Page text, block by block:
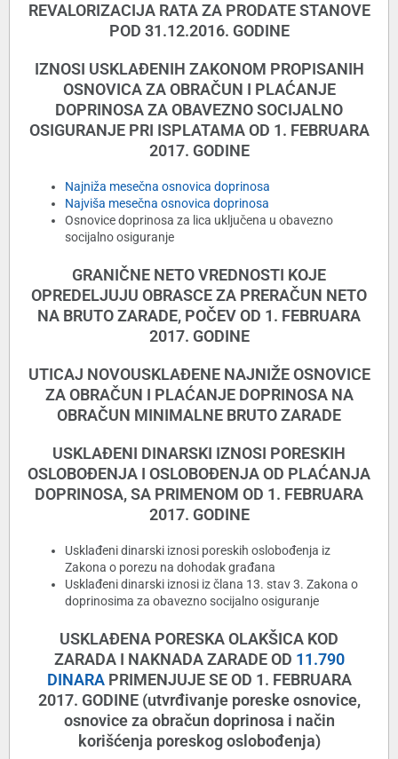
REVALORIZACIJA RATA ZA PRODATE STANOVE
POD 31.12.2016. GODINE
IZNOSI USKLAĐENIH ZAKONOM PROPISANIH
OSNOVICA ZA OBRAČUN I PLAĆANJE
DOPRINOSA ZA OBAVEZNO SOCIJALNO
OSIGURANJE PRI ISPLATAMA OD 1. FEBRUARA
2017. GODINE
Najniža mesečna osnovica doprinosa
Najviša mesečna osnovica doprinosa
Osnovice doprinosa za lica uključena u obavezno
socijalno osiguranje
GRANIČNE NETO VREDNOSTI KOJE
OPREDELJUJU OBRASCE ZA PRERAČUN NETO
NA BRUTO ZARADE, POČEV OD 1. FEBRUARA
2017. GODINE
UTICAJ NOVOUSKLAĐENE NAJNIŽE OSNOVICE
ZA OBRAČUN I PLAĆANJE DOPRINOSA NA
OBRAČUN MINIMALNE BRUTO ZARADE
USKLAĐENI DINARSKI IZNOSI PORESKIH
OSLOBOĐENJA I OSLOBOĐENJA OD PLAĆANJA
DOPRINOSA, SA PRIMENOM OD 1. FEBRUARA
2017. GODINE
Usklađeni dinarski iznosi poreskih oslobođenja iz
Zakona o porezu na dohodak građana
Usklađeni dinarski iznosi iz člana 13. stav 3. Zakona o
doprinosima za obavezno socijalno osiguranje
USKLAĐENA PORESKA OLAKŠICA KOD
ZARADA I NAKNADA ZARADE OD 11.790
DINARAPRIMENJUJE SE OD 1. FEBRUARA
2017. GODINE (utvrđivanje poreske osnovice,
osnovice za obračun doprinosa i način
korišćenja poreskog oslobođenja)